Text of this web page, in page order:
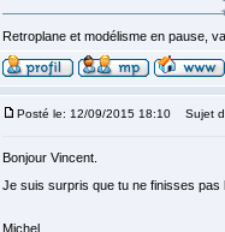
Retroplane et modélisme en pause,
Posté le: 12/09/2015 18:10 Sujet
Bonjour Vincent.
Je suis surpris que tu ne finisses
Michel